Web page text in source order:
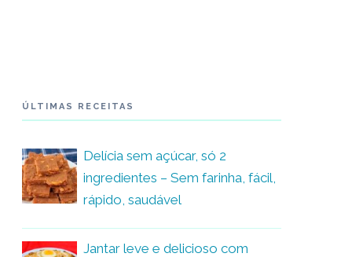
ÚLTIMAS RECEITAS
Delícia sem açúcar, só 2
ingredientes – Sem farinha, fácil,
rápido, saudável
Jantar leve e delicioso com